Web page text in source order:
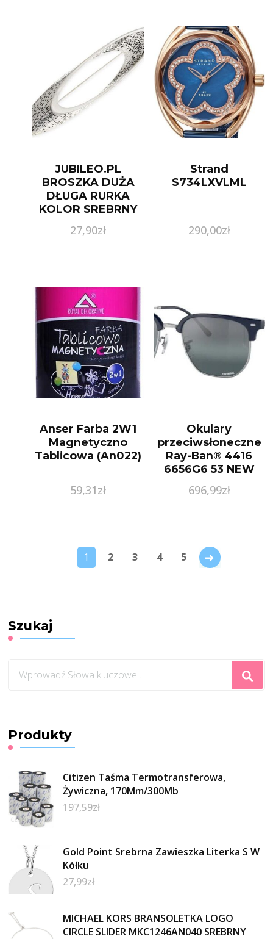
JUBILEO.PL
BROSZKA DUŻA
DŁUGA RURKA
KOLOR SREBRNY
KLASYCZNY
27,90zł
Strand
S734LXVLML
290,00zł
Anser Farba 2W1
Magnetyczno
Tablicowa (An022)
59,31zł
Okulary
przeciwsłoneczne
Ray-Ban® 4416
6656G6 53 NEW
CLUBMASTER z
polaryzacją
696,99zł
1 2 3 4 5
Szukaj
czegoś?
Produkty
Citizen Taśma Termotransferowa,
Żywiczna, 170Mm/300Mb
197,59zł
Gold Point Srebrna Zawieszka Literka S W
Kółku
27,99zł
MICHAEL KORS BRANSOLETKA LOGO
CIRCLE SLIDER MKC1246AN040 SREBRNY